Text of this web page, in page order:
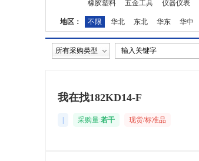
橡胶塑料
五金工具 仪器仪表
地区： 不限 华北 东北 华东 华中
湖南
广东 广西 江西 四川
所有采购类型
我在找182KD14-F
采购量:若干 现货/标准品